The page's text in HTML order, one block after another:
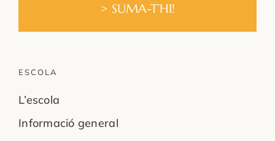
> SUMA-T’HI!
ESCOLA
L’escola
Informació general